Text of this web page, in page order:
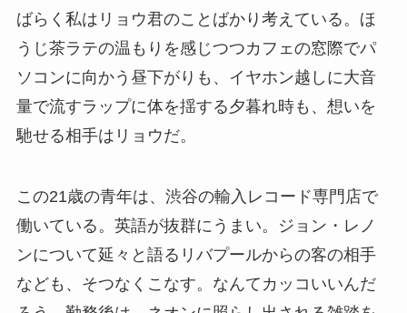
ばらく私はリョウ君のことばかり考えている。ほ
うじ茶ラテの温もりを感じつつカフェの窓際でパ
ソコンに向かう昼下がりも、イヤホン越しに大音
量で流すラップに体を揺する夕暮れ時も、想いを
馳せる相手はリョウだ。
この21歳の青年は、渋谷の輸入レコード専門店で
働いている。英語が抜群にうまい。ジョン・レノ
ンについて延々と語るリバプールからの客の相手
なども、そつなくこなす。なんてカッコいいんだ